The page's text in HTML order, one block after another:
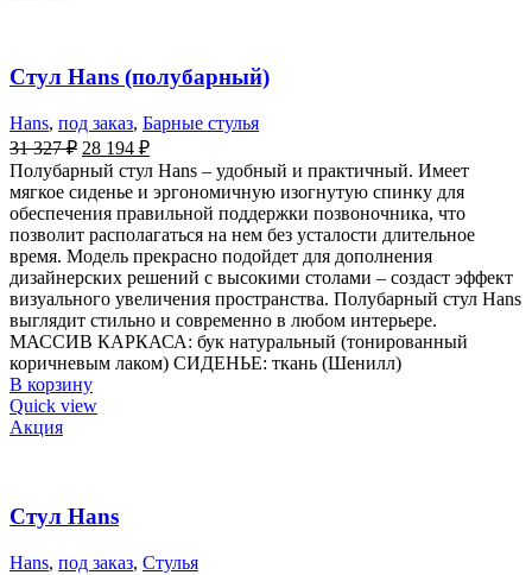
Стул Hans (полубарный)
Hans, под заказ, Барные стулья
31 327₽ 28 194 ₽
Полубарный стул Hans – удобный и практичный. Имеет
мягкое сиденье и эргономичную изогнутую спинку для
обеспечения правильной поддержки позвоночника, что
позволит располагаться на нем без усталости длительное
время. Модель прекрасно подойдет для дополнения
дизайнерских решений с высокими столами – создаст эффект
визуального увеличения пространства. Полубарный стул Hans
выглядит стильно и современно в любом интерьере.
МАССИВ КАРКАСА: бук натуральный (тонированный
коричневым лаком) СИДЕНЬЕ: ткань (Шенилл)
В корзину
Quick view
Акция
Стул Hans
Hans, под заказ, Стулья